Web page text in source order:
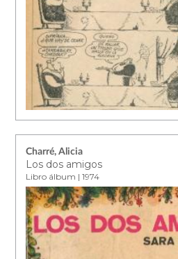
Charré, Alicia
Los dos amigos
Libro álbum | 1974